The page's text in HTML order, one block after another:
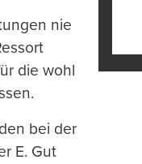
nie
die wohl
bei der
E. Gut